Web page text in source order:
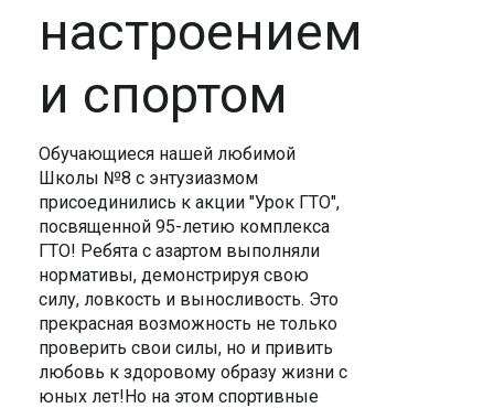
настроением
и спортом
Обучающиеся нашей любимой
Школы №8 с энтузиазмом
присоединились к акции "Урок ГТО",
посвященной 95-летию комплекса
ГТО! Ребята с азартом выполняли
нормативы, демонстрируя свою
силу, ловкость и выносливость. Это
прекрасная возможность не только
проверить свои силы, но и привить
любовь к здоровому образу жизни с
юных лет!Но на этом спортивные